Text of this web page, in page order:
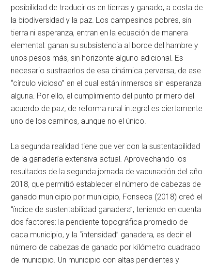
posibilidad de traducirlos en tierras y ganado, a costa de
la biodiversidad y la paz. Los campesinos pobres, sin
tierra ni esperanza, entran en la ecuación de manera
elemental: ganan su subsistencia al borde del hambre y
unos pesos más, sin horizonte alguno adicional. Es
necesario sustraerlos de esa dinámica perversa, de ese
“círculo vicioso” en el cual están inmersos sin esperanza
alguna. Por ello, el cumplimiento del punto primero del
acuerdo de paz, de reforma rural integral es ciertamente
uno de los caminos, aunque no el único.
La segunda realidad tiene que ver con la sustentabilidad
de la ganadería extensiva actual. Aprovechando los
resultados de la segunda jornada de vacunación del año
2018, que permitió establecer el número de cabezas de
ganado municipio por municipio, Fonseca (2018) creó el
“índice de sustentabilidad ganadera”, teniendo en cuenta
dos factores: la pendiente topográfica promedio de
cada municipio, y la “intensidad” ganadera, es decir el
número de cabezas de ganado por kilómetro cuadrado
de municipio. Un municipio con altas pendientes y